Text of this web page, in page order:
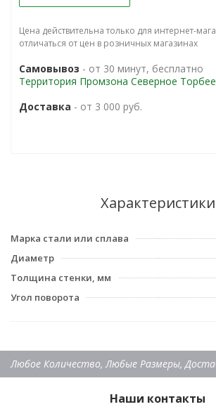
Цена действительна только для интернет-
отличаться от цен в розничных магазинах
Самовывоз - от 30 минут, бесплатно
Территория Промзона Северное
Доставка - от 3 000 руб.
Характеристики
Марка стали или сплава
Диаметр
Толщина стенки, мм
Угол поворота
Любое Количество, Любые Размеры,
Наши контакты